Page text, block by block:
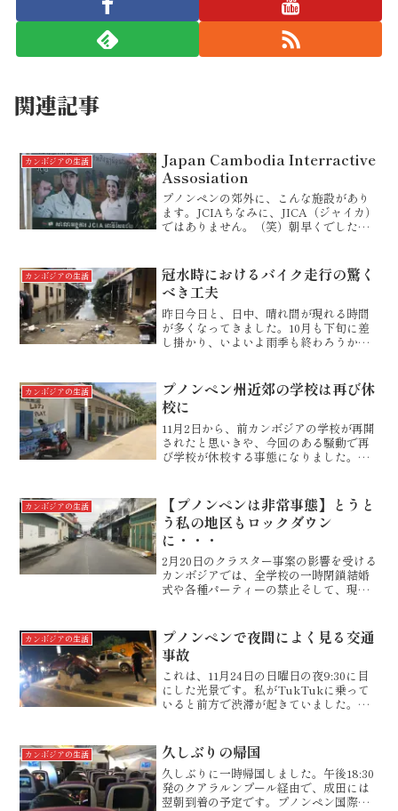
関連記事
カンボジアの生活
Japan Cambodia Interractive
Assosiation
プノンペンの郊外に、こんな施設があり
ます。JCIAちなみに、JICA（ジャイカ）
ではありません。（笑）朝早くでしたの
が出資していますね。こちらと併設にな
っているようで...
カンボジアの生活
冠水時におけるバイク走行の驚く
べき工夫
昨日今日と、日中、晴れ間が現れる時間
が多くなってきました。10月も下旬に差
し掛かり、いよいよ雨季も終わろうかと
も、プノンペン中を観察して、どの地区
が低いのかがよくわかっ...
カンボジアの生活
プノンペン州近郊の学校は再び休
校に
11月2日から、前カンボジアの学校が再開
されたと思いきや、今回のある騒動で再
び学校が休校する事態になりました。そ
たということ。その一団は、カンボジア
の各所を訪問しており...
カンボジアの生活
【プノンペンは非常事態】とうと
う私の地区もロックダウン
に・・・
2月20日のクラスター事案の影響を受ける
カンボジアでは、全学校の一時閉鎖結婚
式や各種パーティーの禁止そして、現
所のロックダウン一部工場の閉鎖などに
加え、全飲食店...
カンボジアの生活
プノンペンで夜間によく見る交通
事故
これは、11月24日の日曜日の夜9:30に目
にした光景です。私がTukTukに乗って
いると前方で渋滞が起きていました。こ
事故。乗用車が中央分離帯に乗り上げて
いました。無...
カンボジアの生活 久しぶりの帰国
久しぶりに一時帰国しました。午後18:30
発のクアラルンプール経由で、成田には
翌朝到着の予定です。プノンペン国際空